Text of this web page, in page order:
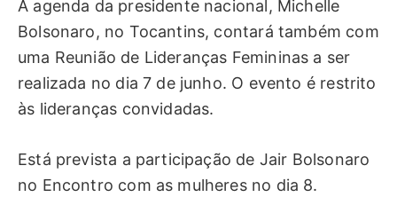
A agenda da presidente nacional, Michelle
Bolsonaro, no Tocantins, contará também com
uma Reunião de Lideranças Femininas a ser
realizada no dia 7 de junho. O evento é restrito
às lideranças convidadas.
Está prevista a participação de Jair Bolsonaro
no Encontro com as mulheres no dia 8.